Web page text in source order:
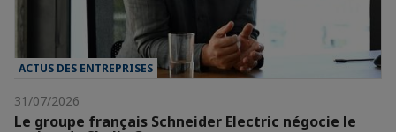
ACTUS DES ENTREPRISES
31/07/2026
Le groupe français Schneider Electric négocie le